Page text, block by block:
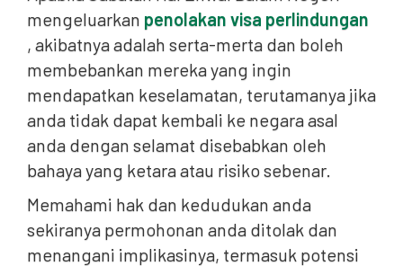
mengeluarkan penolakan visa perlindungan
, akibatnya adalah serta-merta dan boleh
membebankan mereka yang ingin
mendapatkan keselamatan, terutamanya jika
anda tidak dapat kembali ke negara asal
anda dengan selamat disebabkan oleh
bahaya yang ketara atau risiko sebenar.
Memahami hak dan kedudukan anda
sekiranya permohonan anda ditolak dan
menangani implikasinya, termasuk potensi